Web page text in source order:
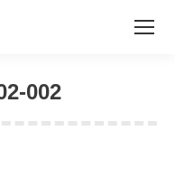
002